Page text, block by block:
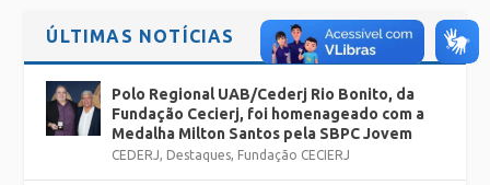
ÚLTIMAS NOTÍCIAS
Polo Regional UAB/Cederj Rio Bonito, da
Fundação Cecierj, foi homenageado com a
Medalha Milton Santos pela SBPC Jovem
CEDERJ, Destaques, Fundação CECIERJ